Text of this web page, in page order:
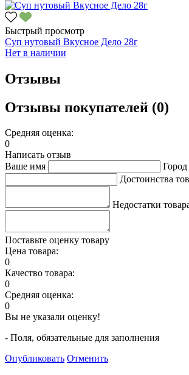
Быстрый просмотр
Суп нутовый Вкусное Дело 28г
Нет в наличии
Отзывы
Отзывы покупателей (0)
Средняя оценка:
0
Написать отзыв
Ваше имя
Город
Достоинства
Недостатки
Поставьте оценку товару
Цена товара:
0
Качество товара:
0
Средняя оценка:
0
Вы не указали оценку!
- Поля, обязательные для заполнения
Опубликовать Отменить